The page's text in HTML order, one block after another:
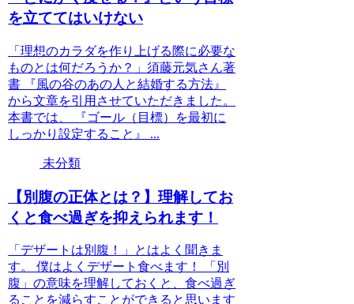
を立ててはいけない
「理想のカラダを作り上げる際に必要な
ものとは何だろうか？」須藤元気さん著
書 『風の谷のあの人と結婚する方法』
から文章を引用させていただきました。
本書では、 『ゴール（目標）を最初に
しっかり設定すること』 ...
未分類
【別腹の正体とは？】理解してお
くと食べ過ぎを抑えられます！
「デザートは別腹！」とはよく聞きま
す。 僕はよくデザート食べます！ 「別
腹」の意味を理解しておくと、食べ過ぎ
ることを減らすことができると思います